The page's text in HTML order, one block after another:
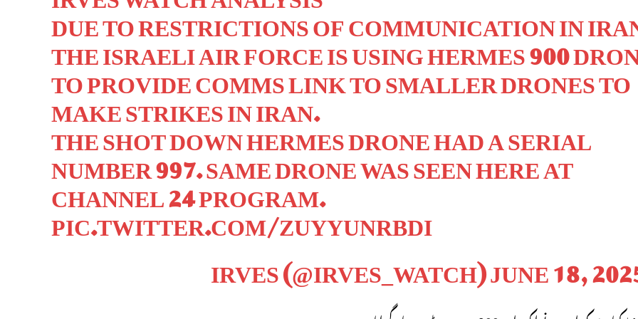
DUE TO RESTRICTIONS OF COMMUNICATION IN
THE ISRAELI AIR FORCE IS USING HERMES 900
TO PROVIDE COMMS LINK TO SMALLER DRONES TO
MAKE STRIKES IN IRAN.
THE SHOT DOWN HERMES DRONE HAD A SERIAL
NUMBER 997. SAME DRONE WAS SEEN HERE AT
CHANNEL 24 PROGRAM.
PIC.TWITTER.COM/ZUYYUNRBDI
JUNE 18,